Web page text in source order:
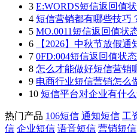
3 E:WORDS短信返回值
4 短信营销都有哪些技巧
5 MO.0011短信返回值状
6
【2026】中秋节放假通
7 0FD:004短信返回值状
8 怎么才能做好短信营销
9 电商行业短信营销怎么
10 短信平台对企业有什么
热门产品 106短信 通知短信 工
信 企业短信 语音短信 营销短信